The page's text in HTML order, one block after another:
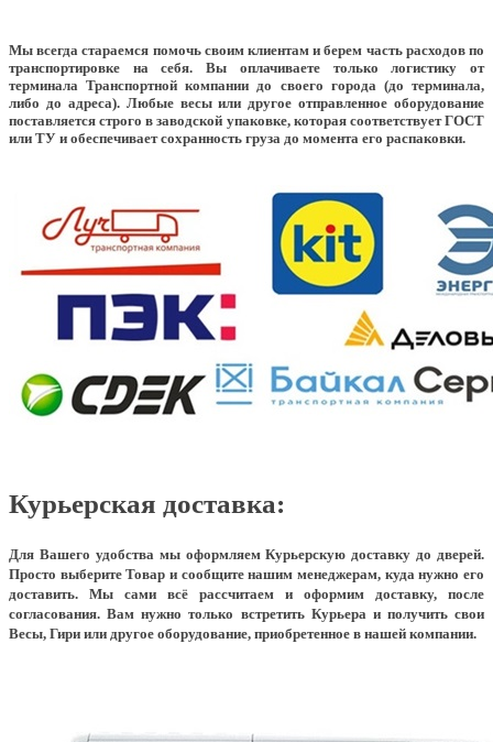
Мы всегда стараемся помочь своим клиентам и берем часть расходов по
транспортировке на себя. Вы оплачиваете только логистику от
терминала Транспортной компании до своего города (до терминала,
либо до адреса). Любые весы или другое отправленное оборудование
поставляется строго в заводской упаковке, которая соответствует ГОСТ
или ТУ и обеспечивает сохранность груза до момента его распаковки.
Курьерская доставка:
Для Вашего удобства мы оформляем Курьерскую доставку до дверей.
Просто выберите Товар и сообщите нашим менеджерам, куда нужно его
доставить. Мы сами всё рассчитаем и оформим доставку, после
согласования. Вам нужно только встретить Курьера и получить свои
Весы, Гири или другое оборудование, приобретенное в нашей компании.